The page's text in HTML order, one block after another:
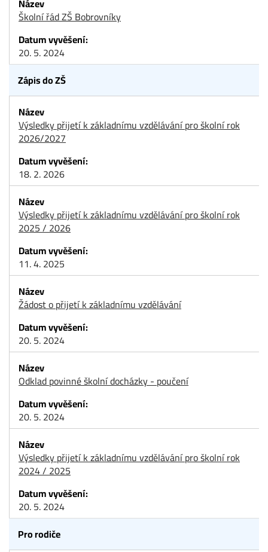
Školní řád ZŠ Bobrovníky
20. 5. 2024
Zápis do ZŠ
Výsledky přijetí k základnímu vzdělávání pro školní rok
2026/2027
18. 2. 2026
Výsledky přijetí k základnímu vzdělávání pro školní rok
2025 / 2026
11. 4. 2025
Žádost o přijetí k základnímu vzdělávání
20. 5. 2024
Odklad povinné školní docházky - poučení
20. 5. 2024
Výsledky přijetí k základnímu vzdělávání pro školní rok
2024 / 2025
20. 5. 2024
Pro rodiče